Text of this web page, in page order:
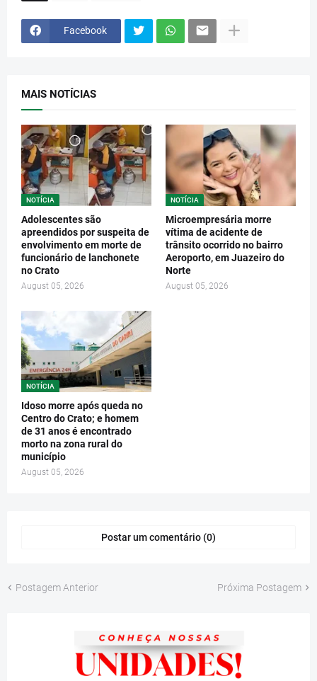
Facebook
MAIS NOTÍCIAS
NOTÍCIA
Adolescentes são
apreendidos por suspeita de
envolvimento em morte de
funcionário de lanchonete
no Crato
August 05, 2026
NOTÍCIA
Microempresária morre
vítima de acidente de
trânsito ocorrido no bairro
Aeroporto, em Juazeiro do
Norte
August 05, 2026
NOTÍCIA
Idoso morre após queda no
Centro do Crato; e homem
de 31 anos é encontrado
morto na zona rural do
município
August 05, 2026
Postar um comentário (0)
Postagem Anterior Próxima Postagem